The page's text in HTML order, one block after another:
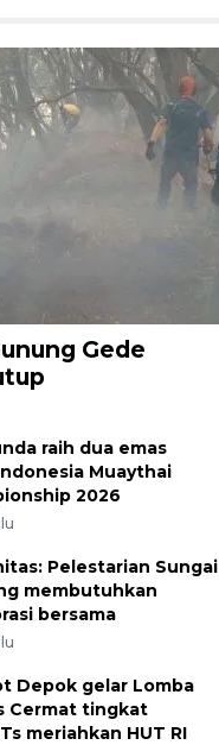
Gede
raih dua emas
Muaythai
2026
Pelestarian Sungai
membutuhkan
bersama
Depok gelar Lomba
Cermat tingkat
meriahkan HUT RI